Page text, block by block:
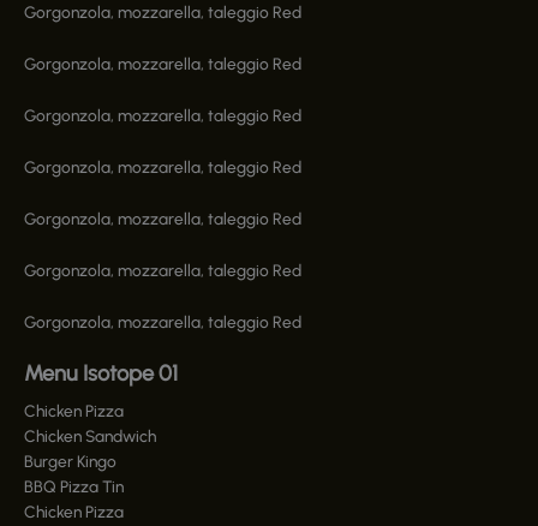
Gorgonzola, mozzarella, taleggio Red
Gorgonzola, mozzarella, taleggio Red
Gorgonzola, mozzarella, taleggio Red
Gorgonzola, mozzarella, taleggio Red
Gorgonzola, mozzarella, taleggio Red
Gorgonzola, mozzarella, taleggio Red
Gorgonzola, mozzarella, taleggio Red
Menu Isotope 01
Chicken Pizza
Chicken Sandwich
Burger Kingo
BBQ Pizza Tin
Chicken Pizza